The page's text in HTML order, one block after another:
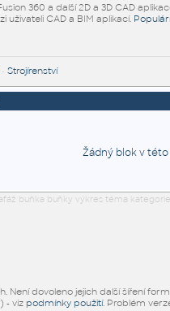
360 a další 2D a 3D CAD
uživateli CAD a BIM aplikací.
• Strojírenství
Žádný blok v
buňka buňky výkres téma
Není dovoleno jejich další šíření
- viz podmínky použití. Problém